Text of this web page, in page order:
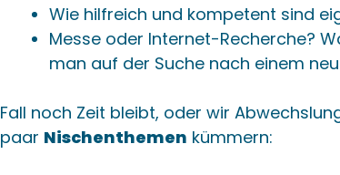
Wie hilfreich und kompetent sind
Messe oder Internet-Recherche?
man auf der Suche nach einem
Fall noch Zeit bleibt, oder wir
paar Nischenthemen kümmern: